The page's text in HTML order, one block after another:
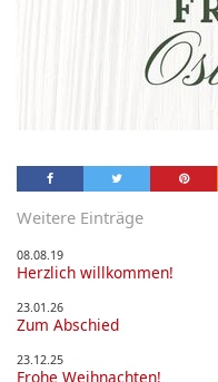
Weitere Einträge
08.08.19
Herzlich willkommen!
23.01.26
Zum Abschied
23.12.25
Frohe Weihnachten!